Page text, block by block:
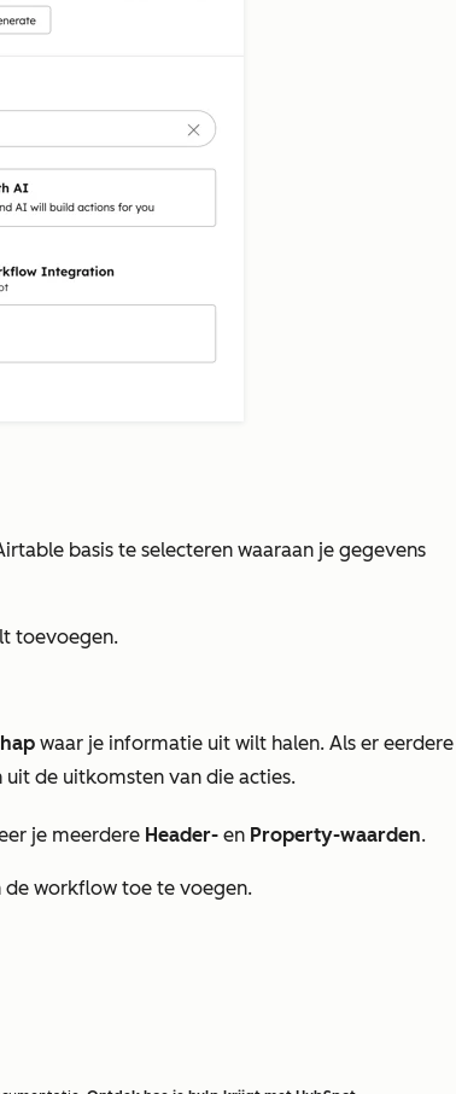
basis te selecteren waaraan je gegevens
toevoegen.
waar je informatie uit wilt halen. Als er eerdere
de uitkomsten van die acties.
je meerdere Header- en Property-waarden.
de workflow toe te voegen.